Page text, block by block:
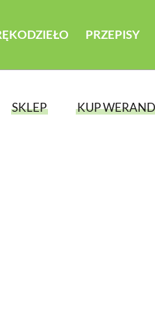
PRZEPISY
SKLEP KUP